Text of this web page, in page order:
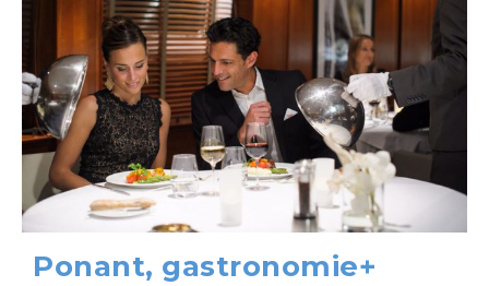
Ponant, gastronomie+